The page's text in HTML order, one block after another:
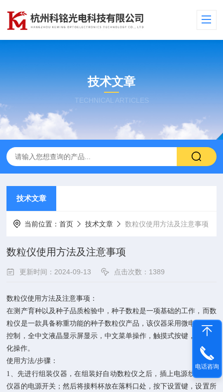
技术文章
TECHNICAL ARTICLES
技术文章
当前位置：首页 技术文章 数粒仪使用方法及注意事项
数粒仪使用方法及注意事项
更新时间：2024-09-13 点击次数：1389
数粒仪使用方法及注意事项：
在测产育种以及种子品质检验中，种子数粒是一项基础的工作，而数
粒仪是一款具备称重功能的种子数粒仪产品，该仪器采用微电脑自动
控制，全中文液晶显示屏显示，中文菜单操作，触摸式按键，全自动
化操作。
使用方法/步骤：
1 、先进行组装仪器，在组装好自动数粒仪之后，插上电源线，打开
仪器的电源开关；然后将接料杯放在落料口处，按下设置键，设置所
电话咨询